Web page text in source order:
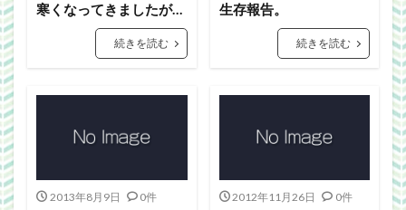
寒くなってきましたが…
続きを読む
生存報告。
続きを読む
2013年8月9日 0件 2012年11月26日 0件